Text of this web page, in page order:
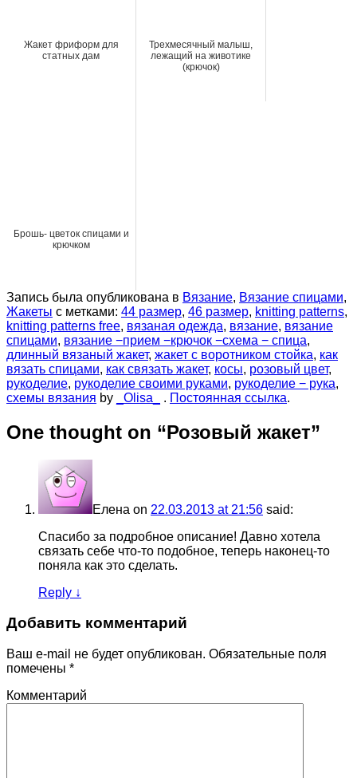
Жакет фриформ для
статных дам
Трехмесячный малыш,
лежащий на животике
(крючок)
Брошь- цветок спицами и
крючком
Запись была опубликована в Вязание, Вязание спицами,
Жакеты с метками: 44 размер, 46 размер, knitting patterns,
knitting patterns free, вязаная одежда, вязание, вязание
спицами, вязание −прием −крючок −схема − спица,
длинный вязаный жакет, жакет с воротником стойка, как
вязать спицами, как связать жакет, косы, розовый цвет,
рукоделие, рукоделие своими руками, рукоделие − рука,
схемы вязания by _Olisa_ . Постоянная ссылка.
One thought on “Розовый жакет”
Елена on 22.03.2013 at 21:56 said:
Спасибо за подробное описание! Давно хотела
связать себе что-то подобное, теперь наконец-то
поняла как это сделать.
Reply ↓
Добавить комментарий
Ваш e-mail не будет опубликован. Обязательные поля
помечены *
Комментарий